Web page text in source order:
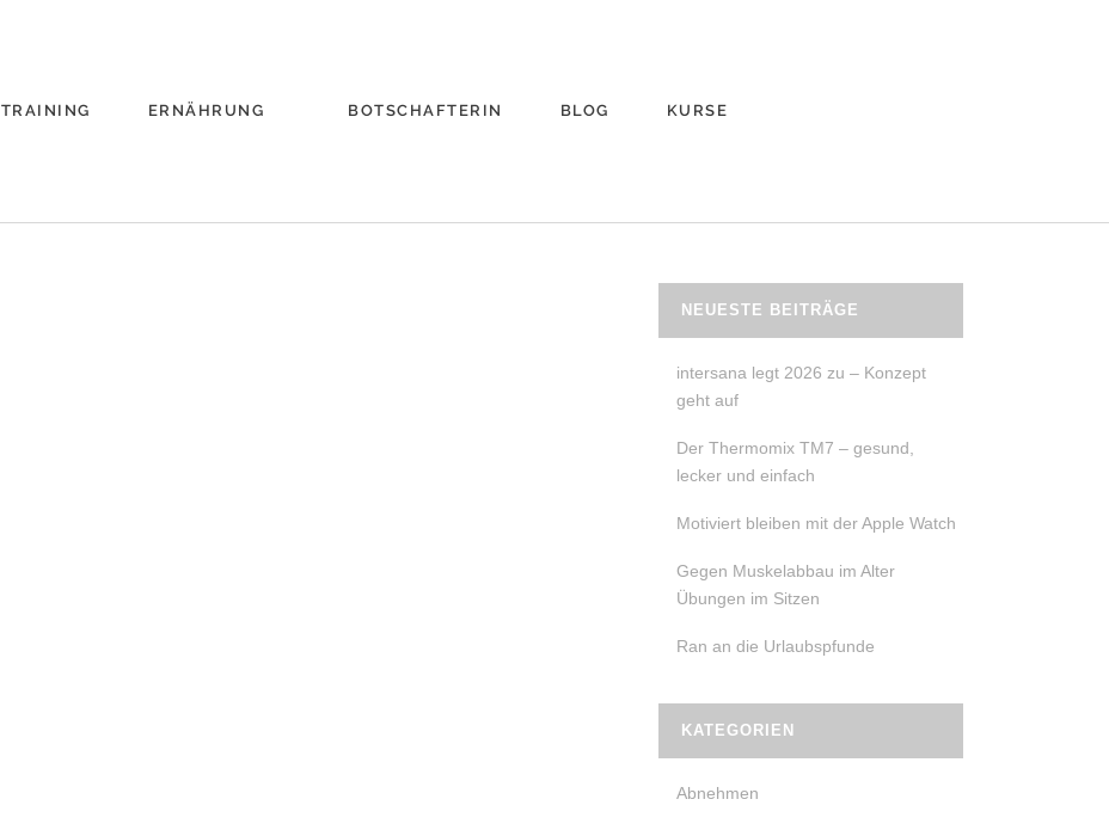
TRAINING ERNÄHRUNG BOTSCHAFTERIN BLOG KURSE
NEUESTE BEITRÄGE
intersana legt 2026 zu – Konzept
geht auf
Der Thermomix TM7 – gesund,
lecker und einfach
Motiviert bleiben mit der Apple Watch
Gegen Muskelabbau im Alter
Übungen im Sitzen
Ran an die Urlaubspfunde
KATEGORIEN
Abnehmen